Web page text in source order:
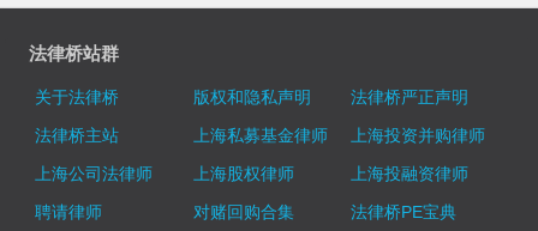
法律桥站群
关于法律桥 版权和隐私声明
法律桥严正声明
法律桥主站
上海私募基金律师
上海投资并购律师
上海公司法律师
上海股权律师
上海投融资律师
聘请律师
对赌回购合集
法律桥PE宝典